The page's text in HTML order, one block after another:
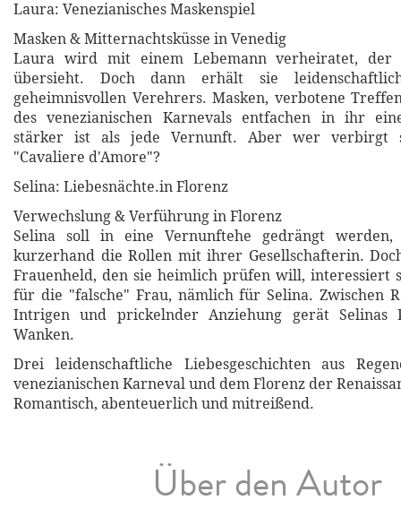
Laura: Venezianisches Maskenspiel
Masken & Mitternachtsküsse in Venedig
Laura wird mit einem Lebemann verheiratet, der
übersieht. Doch dann erhält sie
geheimnisvollen Verehrers. Masken, verbotene
des venezianischen Karnevals entfachen in ihr
stärker ist als jede Vernunft. Aber wer verbirgt
"Cavaliere d'Amore"?
Selina: Liebesnächte.in Florenz
Verwechslung & Verführung in Florenz
Selina soll in eine Vernunftehe gedrängt werden,
kurzerhand die Rollen mit ihrer Gesellschafterin.
Frauenheld, den sie heimlich prüfen will, interessiert
für die "falsche" Frau, nämlich für Selina. Zwischen
Intrigen und prickelnder Anziehung gerät Selinas
Wanken.
Drei leidenschaftliche Liebesgeschichten aus
venezianischen Karneval und dem Florenz der
Romantisch, abenteuerlich und mitreißend.
Über den Autor